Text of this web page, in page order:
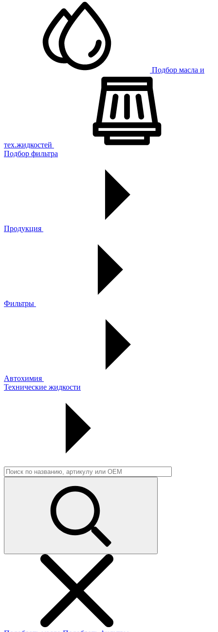
Подбор масла и
тех.жидкостей
Подбор фильтра
Продукция
Фильтры
Автохимия
Технические жидкости